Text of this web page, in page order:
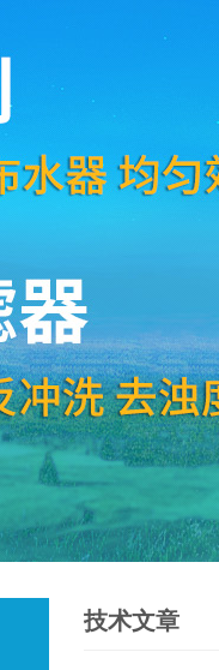
技术文章